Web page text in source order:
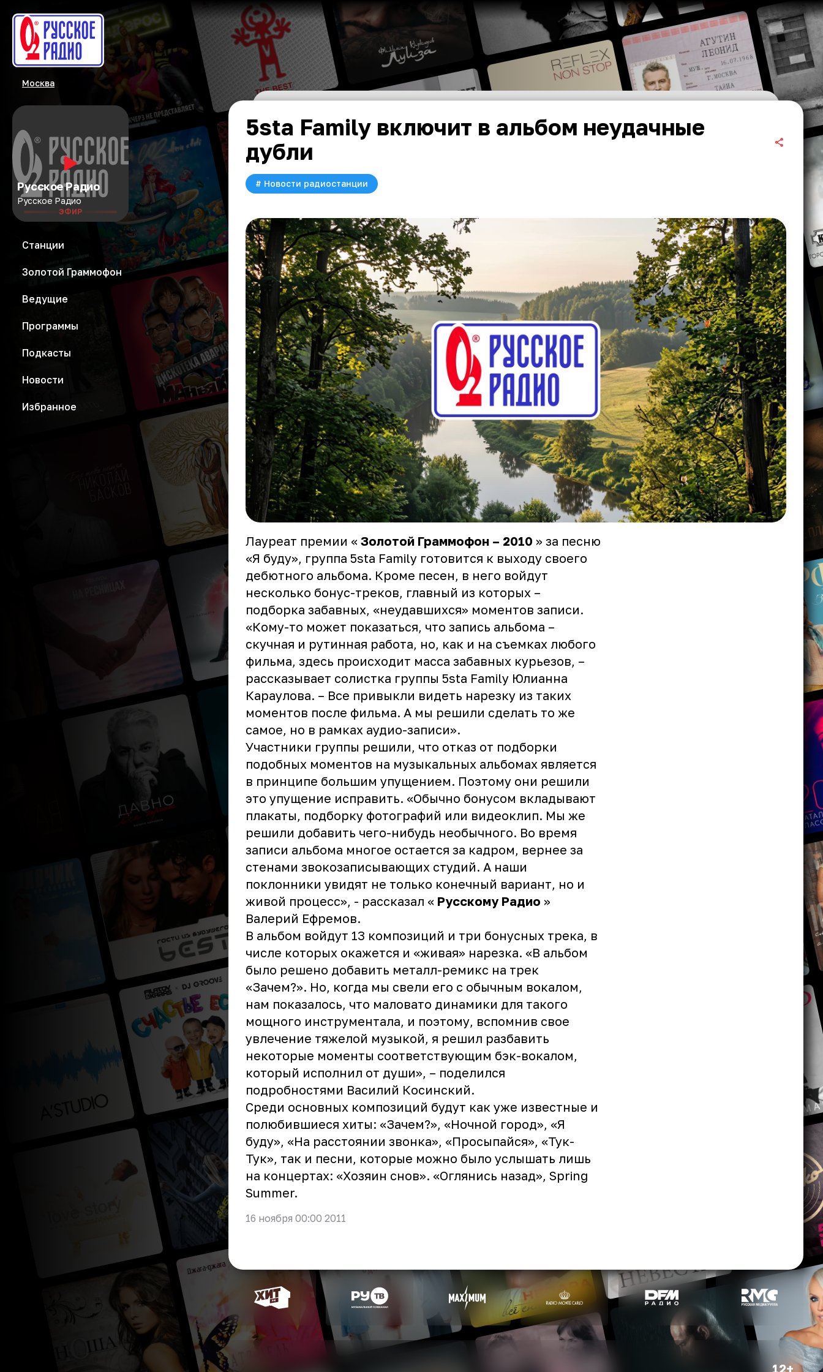
Москва
Русское Радио
Русское Радио
ЭФИР
Станции
Золотой Граммофон
Ведущие
Программы
Подкасты
Новости
Избранное
5sta Family включит в альбом неудачные
дубли
# Новости радиостанции
Лауреат премии « Золотой Граммофон – 2010 » за песню
«Я буду», группа 5sta Family готовится к выходу своего
дебютного альбома. Кроме песен, в него войдут
несколько бонус-треков, главный из которых –
подборка забавных, «неудавшихся» моментов записи.
«Кому-то может показаться, что запись альбома –
скучная и рутинная работа, но, как и на съемках любого
фильма, здесь происходит масса забавных курьезов, –
рассказывает солистка группы 5sta Family Юлианна
Караулова. – Все привыкли видеть нарезку из таких
моментов после фильма. А мы решили сделать то же
самое, но в рамках аудио-записи».
Участники группы решили, что отказ от подборки
подобных моментов на музыкальных альбомах является
в принципе большим упущением. Поэтому они решили
это упущение исправить. «Обычно бонусом вкладывают
плакаты, подборку фотографий или видеоклип. Мы же
решили добавить чего-нибудь необычного. Во время
записи альбома многое остается зa кадром, вернее за
стенами звокозаписывающих студий. А наши
поклонники увидят не только конечный вариант, но и
живой процесс», - рассказал « Русскому Радио »
Валерий Ефремов.
В альбом войдут 13 композиций и три бонусных трека, в
числе которых окажется и «живая» нарезка. «В альбом
было решено добавить металл-ремикс на трек
«Зачем?». Но, когда мы свели его с обычным вокалом,
нам показалось, что маловато динамики для такого
мощного инструментала, и поэтому, вспомнив свое
увлечение тяжелой музыкой, я решил разбавить
некоторые моменты соответствующим бэк-вокалом,
который исполнил от души», – поделился
подробностями Василий Косинский.
Среди основных композиций будут как уже известные и
полюбившиеся хиты: «Зачем?», «Ночной город», «Я
буду», «На расстоянии звонка», «Просыпайся», «Тук-
Тук», так и песни, которые можно было услышать лишь
на концертах: «Хозяин снов». «Оглянись назад», Spring
Summer.
16 ноября 00:00 2011
12+